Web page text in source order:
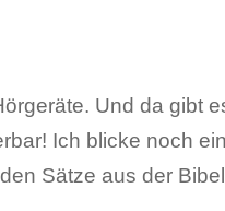
Und da gibt
Ich blicke noch
Sätze aus der